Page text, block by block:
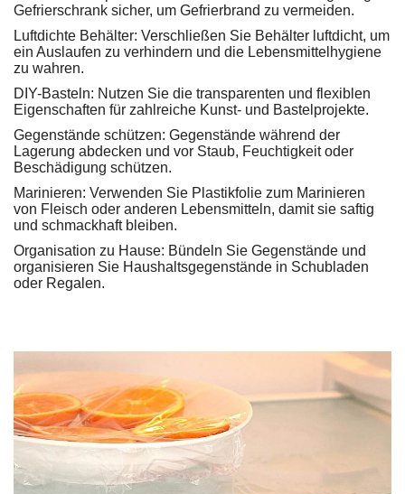
Gefrierschrank sicher, um Gefrierbrand zu vermeiden.
Luftdichte Behälter: Verschließen Sie Behälter luftdicht, um
ein Auslaufen zu verhindern und die Lebensmittelhygiene
zu wahren.
DIY-Basteln: Nutzen Sie die transparenten und flexiblen
Eigenschaften für zahlreiche Kunst- und Bastelprojekte.
Gegenstände schützen: Gegenstände während der
Lagerung abdecken und vor Staub, Feuchtigkeit oder
Beschädigung schützen.
Marinieren: Verwenden Sie Plastikfolie zum Marinieren
von Fleisch oder anderen Lebensmitteln, damit sie saftig
und schmackhaft bleiben.
Organisation zu Hause: Bündeln Sie Gegenstände und
organisieren Sie Haushaltsgegenstände in Schubladen
oder Regalen.